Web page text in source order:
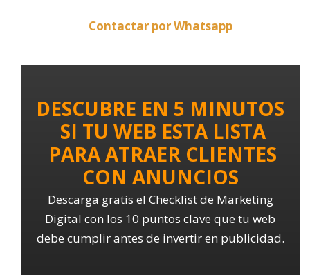
Contactar por Whatsapp
DESCUBRE EN 5 MINUTOS
SI TU WEB ESTA LISTA
PARA ATRAER CLIENTES
CON ANUNCIOS
Descarga gratis el Checklist de Marketing
Digital con los 10 puntos clave que tu web
debe cumplir antes de invertir en publicidad.